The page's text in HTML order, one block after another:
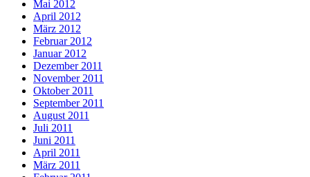
Mai 2012
April 2012
März 2012
Februar 2012
Januar 2012
Dezember 2011
November 2011
Oktober 2011
September 2011
August 2011
Juli 2011
Juni 2011
April 2011
März 2011